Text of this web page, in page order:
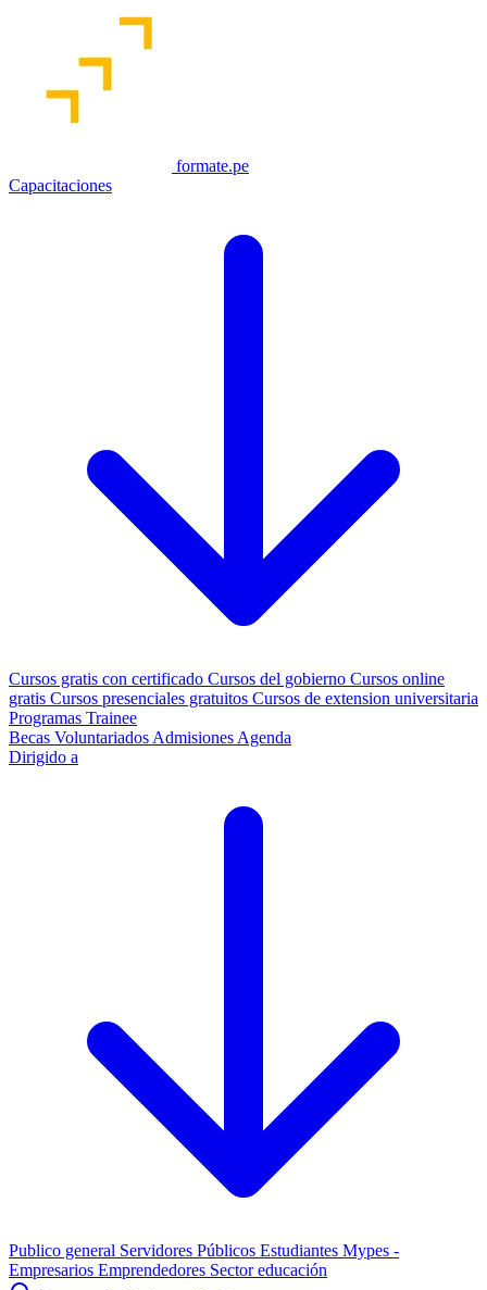
formate.pe
Capacitaciones
Cursos gratis con certificado Cursos del gobierno Cursos online
gratis Cursos presenciales gratuitos Cursos de extension universitaria
Programas Trainee
Becas Voluntariados Admisiones Agenda
Dirigido a
Publico general Servidores Públicos Estudiantes Mypes -
Empresarios Emprendedores Sector educación